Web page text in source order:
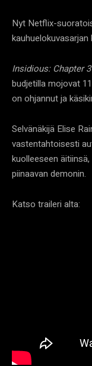
Nyt Netflix-
Insidious: Chapter 3
budjetilla mojovat
on ohjannut ja
Selvänäkijä Elise
vastentahtoisesti
kuolleeseen
piinaavan demonin.
Katso traileri alta: